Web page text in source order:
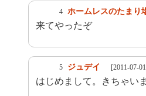
4 ホームレスのたまり
来てやったぞ
5 ジュデイ [2011-07-
はじめまして。きちゃい